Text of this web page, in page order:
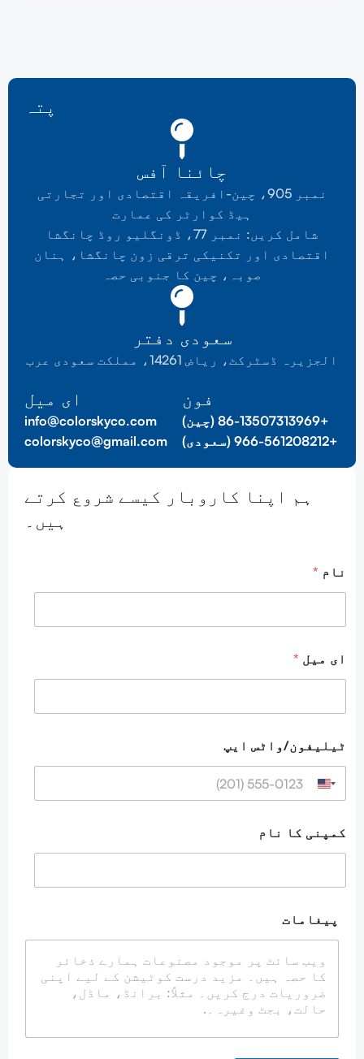
پتہ
چائنا آفس
نمبر 905، چین-افریقہ اقتصادی اور تجارتی
ہیڈ کوارٹر کی عمارت
شامل کریں: نمبر 77، ڈونگلیو روڈ چانگشا
اقتصادی اور تکنیکی ترقی زون چانگشا، ہنان
صوبہ، چین کا جنوبی حصہ
سعودی دفتر
الجزیرہ ڈسٹرکٹ، ریاض 14261، مملکت سعودی عرب
فون
+86-13507313969 (چین)
+966-561208212 (سعودی)
ای میل
info@colorskyco.com
colorskyco@gmail.com
ہم اپنا کاروبار کیسے شروع کرتے
ہیں۔
نام *
ای میل *
ٹیلیفون/واٹس ایپ
کمپنی کا نام
ا
ٹ
پیغامات